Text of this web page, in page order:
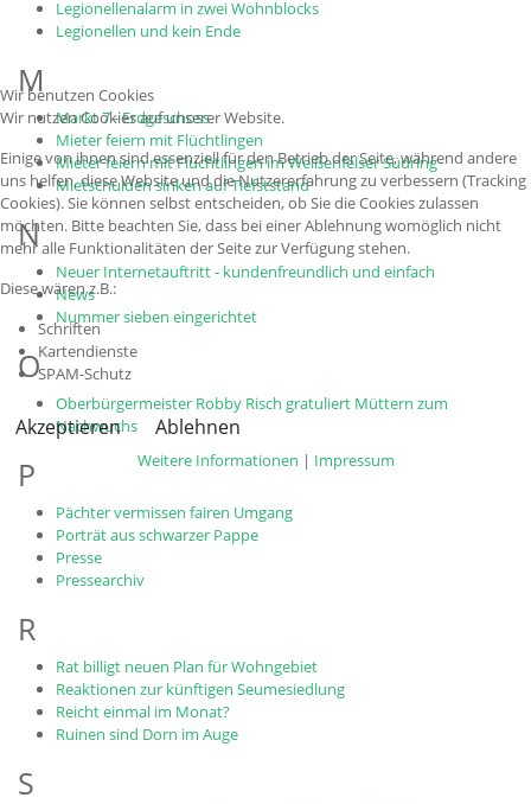
Legionellenalarm in zwei Wohnblocks
Legionellen und kein Ende
M
Markt 7 - Erdgeschoss
Mieter feiern mit Flüchtlingen
Mieter feiern mit Flüchtlingen im Weißenfelser Südring
Mietschulden sinken auf Tiefststand
N
Neuer Internetauftritt - kundenfreundlich und einfach
News
Nummer sieben eingerichtet
O
Oberbürgermeister Robby Risch gratuliert Müttern zum
Nachwuchs
P
Pächter vermissen fairen Umgang
Porträt aus schwarzer Pappe
Presse
Pressearchiv
R
Rat billigt neuen Plan für Wohngebiet
Reaktionen zur künftigen Seumesiedlung
Reicht einmal im Monat?
Ruinen sind Dorn im Auge
S
Wir benutzen Cookies
Wir nutzen Cookies auf unserer Website.
Einige von ihnen sind essenziell für den Betrieb der Seite, während andere
uns helfen, diese Website und die Nutzererfahrung zu verbessern (Tracking
Cookies). Sie können selbst entscheiden, ob Sie die Cookies zulassen
möchten. Bitte beachten Sie, dass bei einer Ablehnung womöglich nicht
mehr alle Funktionalitäten der Seite zur Verfügung stehen.
Diese wären z.B.:
Schriften
Kartendienste
SPAM-Schutz
Akzeptieren Ablehnen
Weitere Informationen | Impressum